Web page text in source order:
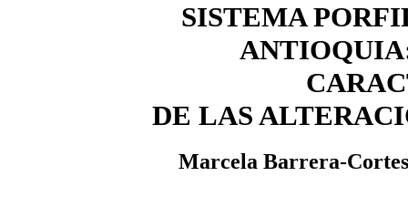
SISTEMA
DE LAS
Marcela Barrera-Cortes